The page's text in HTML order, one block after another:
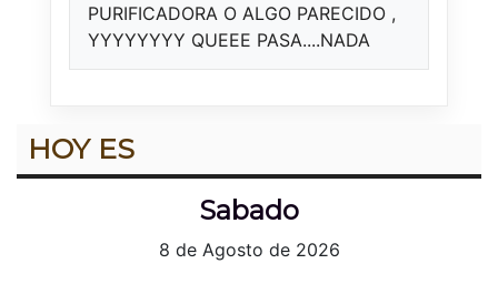
PURIFICADORA O ALGO PARECIDO ,
YYYYYYYY QUEEE PASA....NADA
HOY ES
Sabado
8 de Agosto de 2026